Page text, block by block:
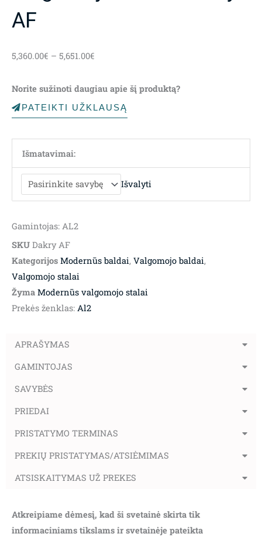
AF
5,360.00€ – 5,651.00€
through
5,651.00€
Norite sužinoti daugiau apie šį produktą?
PATEIKTI UŽKLAUSĄ
Išmatavimai:
Išvalyti
Gamintojas: AL2
SKU Dakry AF
Kategorijos Modernūs baldai, Valgomojo baldai,
Valgomojo stalai
Žyma Modernūs valgomojo stalai
Prekės ženklas: Al2
APRAŠYMAS
GAMINTOJAS
SAVYBĖS
PRIEDAI
PRISTATYMO TERMINAS
PREKIŲ PRISTATYMAS/ATSIĖMIMAS
ATSISKAITYMAS UŽ PREKES
Atkreipiame dėmesį, kad ši svetainė skirta tik
informaciniams tikslams ir svetainėje pateikta